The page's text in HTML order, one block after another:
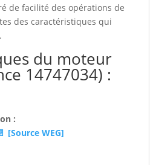
de facilité des opérations de
des caractéristiques qui
du moteur
14747034) :
:
[Source WEG]